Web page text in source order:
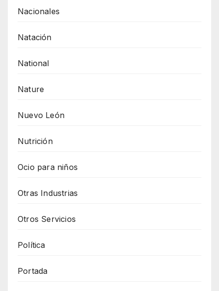
Nacionales
Natación
National
Nature
Nuevo León
Nutrición
Ocio para niños
Otras Industrias
Otros Servicios
Política
Portada